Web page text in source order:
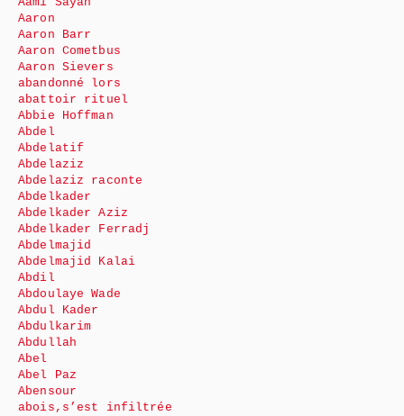
Aaron
Aaron Barr
Aaron Cometbus
Aaron Sievers
abandonné lors
abattoir rituel
Abbie Hoffman
Abdel
Abdelatif
Abdelaziz
Abdelaziz raconte
Abdelkader
Abdelkader Aziz
Abdelkader Ferradj
Abdelmajid
Abdelmajid Kalai
Abdil
Abdoulaye Wade
Abdul Kader
Abdulkarim
Abdullah
Abel
Abel Paz
Abensour
abois,s’est infiltrée